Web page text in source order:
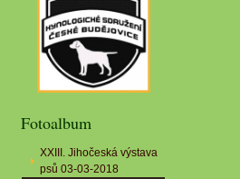
Fotoalbum
XXIII. Jihočeská výstava
psů 03-03-2018